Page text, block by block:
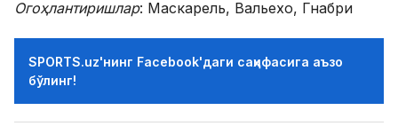
Огоҳлантиришлар: Маскарель, Вальехо, Гнабри
SPORTS.uz'нинг Facebook'даги саҳифасига аъзо
бўлинг!